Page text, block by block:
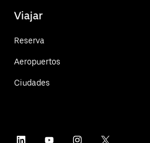
Viajar
Reserva
Aeropuertos
Ciudades